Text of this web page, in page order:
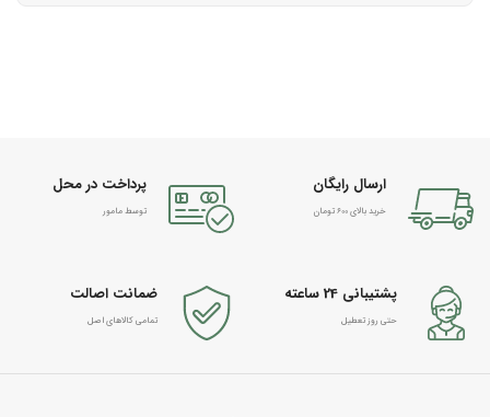
ارسال رایگان
خرید بالای 600 تومان
پرداخت در محل
توسط مامور
پشتیبانی 24 ساعته
حتی روز تعطیل
ضمانت اصالت
تمامی کالاهای اصل